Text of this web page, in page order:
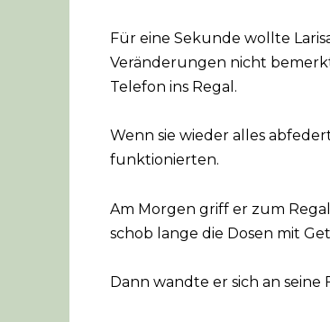
Für eine Sekunde wollte
Veränderungen nicht
Telefon ins Regal.
Wenn sie wieder alles
funktionierten.
Am Morgen griff er zum
schob lange die Dosen mit
Dann wandte er sich an seine